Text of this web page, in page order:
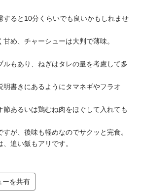
すると10分くらいでも良いかもしれませ
め、チャーシューは大判で薄味。
ルもあり、ねぎはタレの量を考慮して多
明書きにあるようにタマネギやフラオ
節あるいは鶏むね肉をほぐして入れても
が、後味も軽めなのでサクッと完食。
追い飯もアリです。
ーを共有